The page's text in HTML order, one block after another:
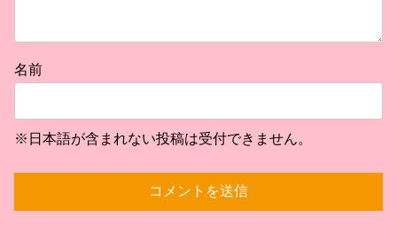
名前
※日本語が含まれない投稿は受付できません。